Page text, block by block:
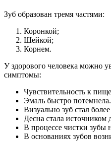
Зуб образован тремя частями:
Коронкой;
Шейкой;
Корнем.
У здорового человека можно
симптомы:
Чувствительность к
Эмаль быстро
Визуально зуб стал
Десна стала
В процессе чистки зубы
В основаниях зубов